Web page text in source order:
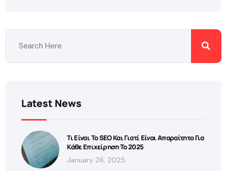
Latest News
Τι Είναι Το SEO Και Γιατί Είναι Απαραίτητο Για
Κάθε Επιχείρηση Το 2025
January 26, 2025